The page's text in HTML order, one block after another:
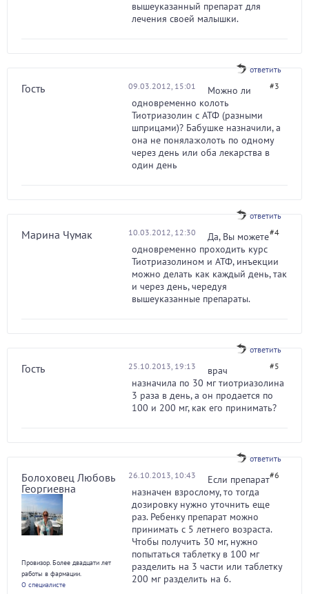
вышеуказанный препарат для
лечения своей малышки.
ответить
Гость 09.03.2012, 15:01 #3
Можно ли
одновременно колоть
Тиотриазолин с АТФ (разными
шприцами)? Бабушке назначили, а
она не поняла:колоть по одному
через день или оба лекарства в
один день
ответить
Марина Чумак 10.03.2012, 12:30 #4
Да, Вы можете
одновременно проходить курс
Тиотриазолином и АТФ, инъекции
можно делать как каждый день, так
и через день, чередуя
вышеуказанные препараты.
ответить
Гость 25.10.2013, 19:13 #5
врач
назначила по 30 мг тиотриазолина
3 раза в день, а он продается по
100 и 200 мг, как его принимать?
ответить
Болоховец Любовь
Георгиевна
Провизор. Более двадцати лет
работы в фармации.
О специалисте
26.10.2013, 10:43 #6
Если препарат
назначен взрослому, то тогда
дозировку нужно уточнить еще
раз. Ребенку препарат можно
принимать с 5 летнего возраста.
Чтобы получить 30 мг, нужно
попытаться таблетку в 100 мг
разделить на 3 части или таблетку
200 мг разделить на 6.